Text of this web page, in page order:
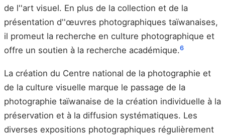
de l''art visuel. En plus de la collection et de la
présentation d''œuvres photographiques taïwanaises,
il promeut la recherche en culture photographique et
offre un soutien à la recherche académique.6
La création du Centre national de la photographie et
de la culture visuelle marque le passage de la
photographie taïwanaise de la création individuelle à la
préservation et à la diffusion systématiques. Les
diverses expositions photographiques régulièrement